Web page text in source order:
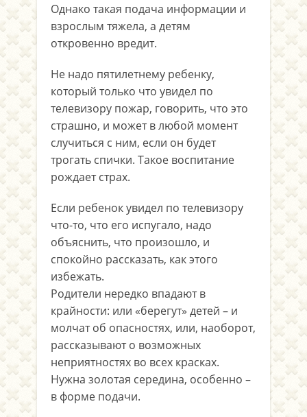
Однако такая подача информации и
взрослым тяжела, а детям
откровенно вредит.
Не надо пятилетнему ребенку,
который только что увидел по
телевизору пожар, говорить, что это
страшно, и может в любой момент
случиться с ним, если он будет
трогать спички. Такое воспитание
рождает страх.
Если ребенок увидел по телевизору
что-то, что его испугало, надо
объяснить, что произошло, и
спокойно рассказать, как этого
избежать.
Родители нередко впадают в
крайности: или «берегут» детей – и
молчат об опасностях, или, наоборот,
рассказывают о возможных
неприятностях во всех красках.
Нужна золотая середина, особенно –
в форме подачи.